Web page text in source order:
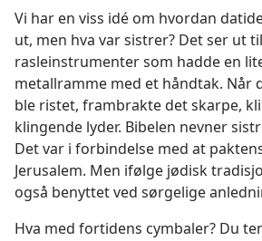
Vi har en viss idé om hvordan
ut, men hva var sistrer? Det ser ut
rasleinstrumenter som hadde en
metallramme med et håndtak. Når
ble ristet, frambrakte det skarpe,
klingende lyder. Bibelen nevner
Det var i forbindelse med at
Jerusalem. Men ifølge jødisk
også benyttet ved sørgelige
Hva med fortidens cymbaler? Du